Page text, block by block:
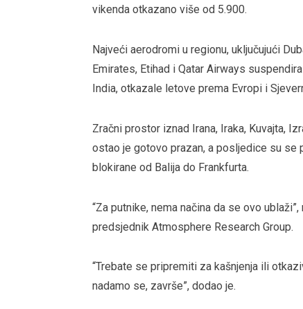
vikenda otkazano više od 5.900.
Najveći aerodromi u regionu, uključujući
Emirates, Etihad i Qatar Airways
India, otkazale letove prema Evropi i
Zračni prostor iznad Irana, Iraka, Kuvajta,
ostao je gotovo prazan, a posljedice su
blokirane od Balija do Frankfurta.
“Za putnike, nema načina da se ovo
predsjednik Atmosphere Research Group.
“Trebate se pripremiti za kašnjenja ili
nadamo se, završe”, dodao je.